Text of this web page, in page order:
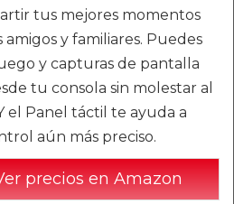
tus mejores momentos
y familiares. Puedes
y capturas de pantalla
tu consola sin molestar al
el Panel táctil te ayuda a
aún más preciso.
precios en Amazon